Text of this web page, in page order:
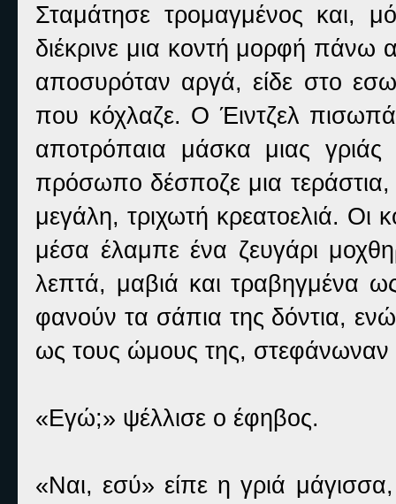
Σταμάτησε τρομαγμένος και,
διέκρινε μια κοντή μορφή
αποσυρόταν αργά, είδε στο
που κόχλαζε. Ο Έιντζελ
αποτρόπαια μάσκα μιας γριάς
πρόσωπο δέσποζε μια
μεγάλη, τριχωτή κρεατοελιά. Οι
μέσα έλαμπε ένα ζευγάρι
λεπτά, μαβιά και τραβηγμένα
φανούν τα σάπια της δόντια,
ως τους ώμους της, στεφάνωναν
«Εγώ;» ψέλλισε ο έφηβος.
«Ναι, εσύ» είπε η γριά